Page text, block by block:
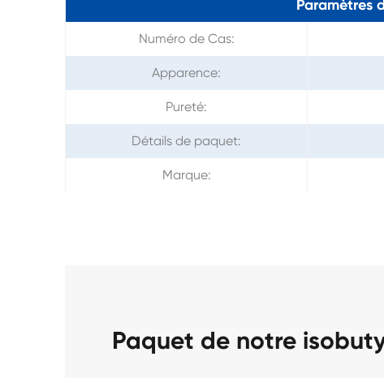
Paramètres
Numéro de Cas:
Apparence:
Pureté:
Détails de paquet:
Marque:
Paquet de notre